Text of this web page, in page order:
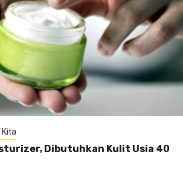
Dibutuhkan Kulit Usia 40